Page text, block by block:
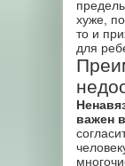
хуже,
то и
для
важен